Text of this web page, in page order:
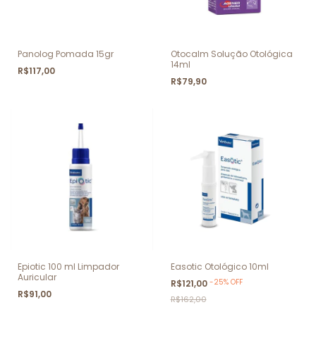
Panolog Pomada 15gr
R$117,00
Otocalm Solução Otológica
14ml
R$79,90
Epiotic 100 ml Limpador
Auricular
R$91,00
Easotic Otológico 10ml
R$121,00 -25% OFF
R$162,00